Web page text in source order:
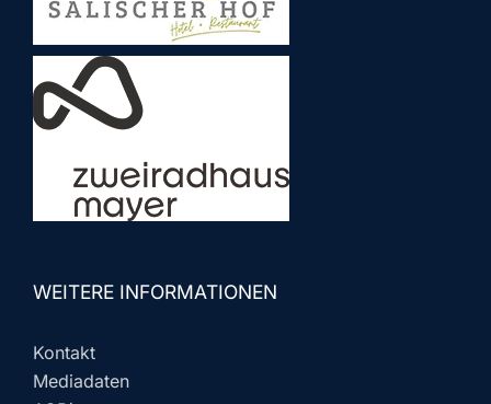
WEITERE INFORMATIONEN
Kontakt
Mediadaten